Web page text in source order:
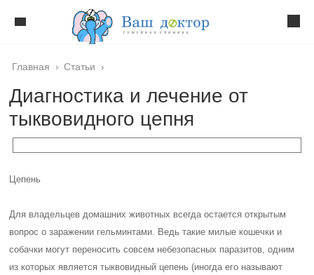
Главная › Статьи ›
Диагностика и лечение от
тыквовидного цепня
Цепень
Для владельцев домашних животных всегда остается открытым
вопрос о заражении гельминтами. Ведь такие милые кошечки и
собачки могут переносить совсем небезопасных паразитов, одним
из которых является тыквовидный цепень (иногда его называют